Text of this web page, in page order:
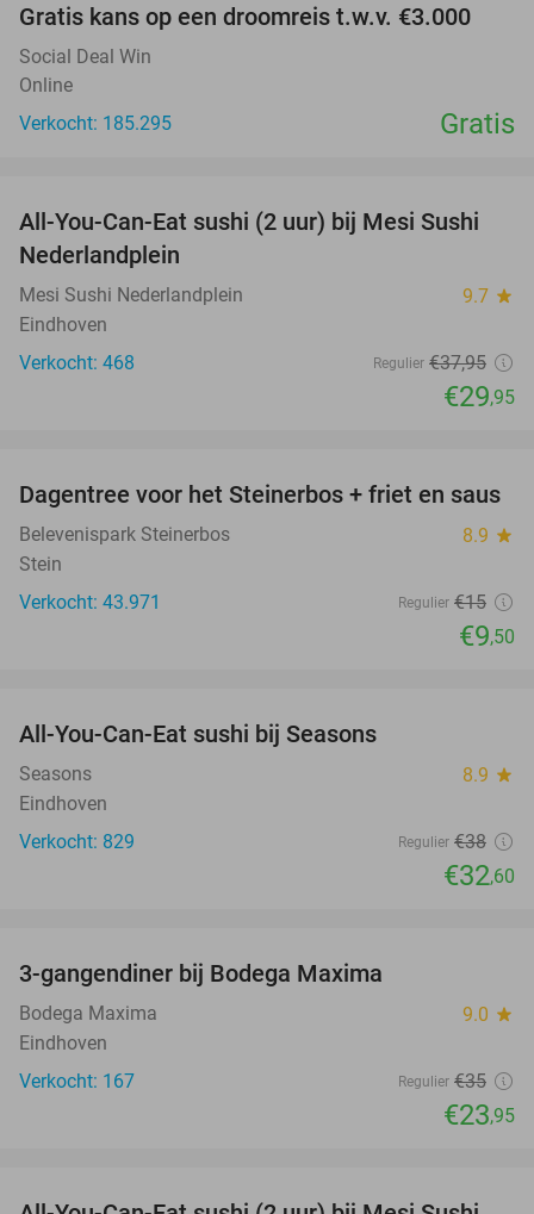
Gratis kans op een droomreis t.w.v. €3.000
Social Deal Win
Online
Verkocht: 185.295
Gratis
21%
All-You-Can-Eat sushi (2 uur) bij Mesi Sushi
Nederlandplein
Mesi Sushi Nederlandplein 9.7 star
Eindhoven
Verkocht: 468
Regulier €37,95
€29,95
37%
Dagentree voor het Steinerbos + friet en saus
Belevenispark Steinerbos 8.9 star
Stein
Verkocht: 43.971
Regulier €15
€9,50
All-You-Can-Eat sushi bij Seasons
Seasons 8.9 star
Eindhoven
Verkocht: 829
Regulier €38
€32,60
3-gangendiner bij Bodega Maxima
Bodega Maxima 9.0 star
Eindhoven
Verkocht: 167
Regulier €35
€23,95